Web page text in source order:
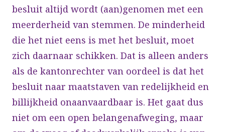
besluit altijd wordt (aan)genomen met een
meerderheid van stemmen. De minderheid
die het niet eens is met het besluit, moet
zich daarnaar schikken. Dat is alleen anders
als de kantonrechter van oordeel is dat het
besluit naar maatstaven van redelijkheid en
billijkheid onaanvaardbaar is. Het gaat dus
niet om een open belangenafweging, maar